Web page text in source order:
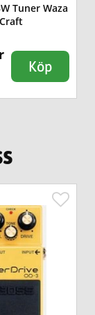
Tuner Waza
Craft
Köp